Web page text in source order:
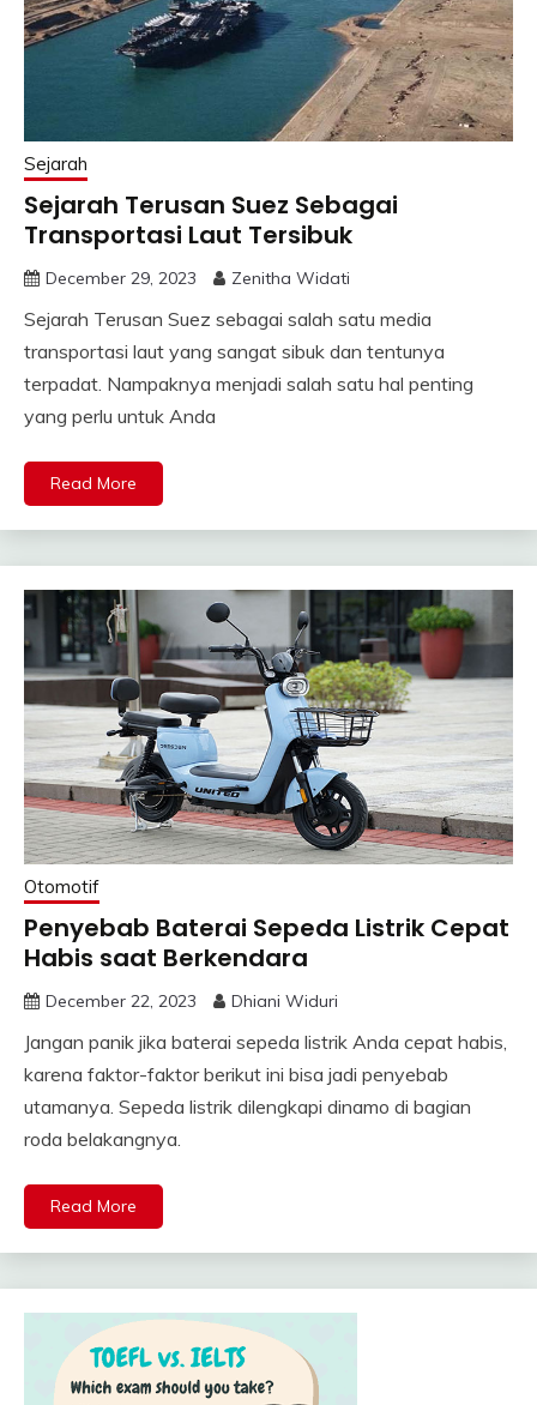
Sejarah
Sejarah Terusan Suez Sebagai
Transportasi Laut Tersibuk
December 29, 2023 Zenitha Widati
Sejarah Terusan Suez sebagai salah satu media
transportasi laut yang sangat sibuk dan tentunya
terpadat. Nampaknya menjadi salah satu hal penting
yang perlu untuk Anda
Read More
Otomotif
Penyebab Baterai Sepeda Listrik Cepat
Habis saat Berkendara
December 22, 2023 Dhiani Widuri
Jangan panik jika baterai sepeda listrik Anda cepat habis,
karena faktor-faktor berikut ini bisa jadi penyebab
utamanya. Sepeda listrik dilengkapi dinamo di bagian
roda belakangnya.
Read More